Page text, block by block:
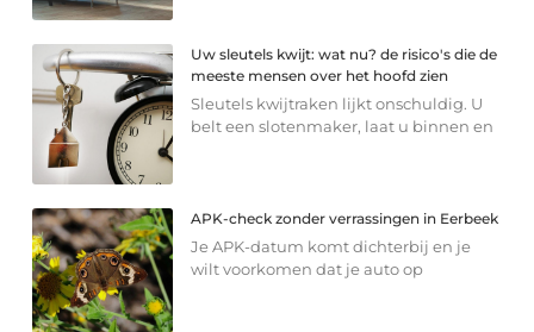
Uw sleutels kwijt: wat nu? de risico's die de
meeste mensen over het hoofd zien
Sleutels kwijtraken lijkt onschuldig. U
belt een slotenmaker, laat u binnen en
APK-check zonder verrassingen in Eerbeek
Je APK-datum komt dichterbij en je
wilt voorkomen dat je auto op